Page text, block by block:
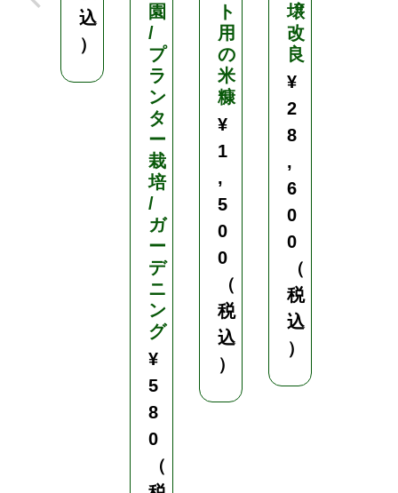
込
）
園
/
プ
ラ
ン
タ
ー
栽
培
/
ガ
ー
デ
ニ
ン
グ
¥
5
8
0
（
ト
用
の
米
糠
¥
1
,
5
0
0
（
税
込
）
壌
改
良
¥
2
8
,
6
0
0
（
税
込
）